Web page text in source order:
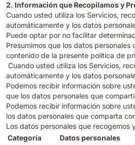
2. Información que Recopilamos y
Cuando usted utiliza los Servicios,
automáticamente y los datos
Puede optar por no facilitar
Presumimos que los datos
contenido de la presente política de
Cuando usted utiliza los Servicios,
automáticamente y los datos
Podemos recibir información sobre
que los datos personales que
Podemos recibir información sobre
los datos personales que comparta
Los datos personales que recogemos
Categoría
Datos personales